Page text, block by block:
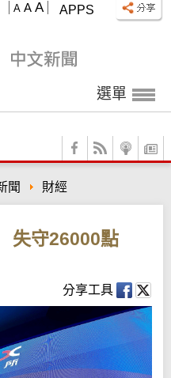
APPS
A A A
選單
聞 財經
失守26000點
分享工具